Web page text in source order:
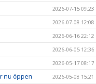
2026-07-15 09:23
2026-07-08 12:08
2026-06-16 22:12
2026-06-05 12:36
2026-05-17 08:17
nu öppen 2026-05-08 15:21